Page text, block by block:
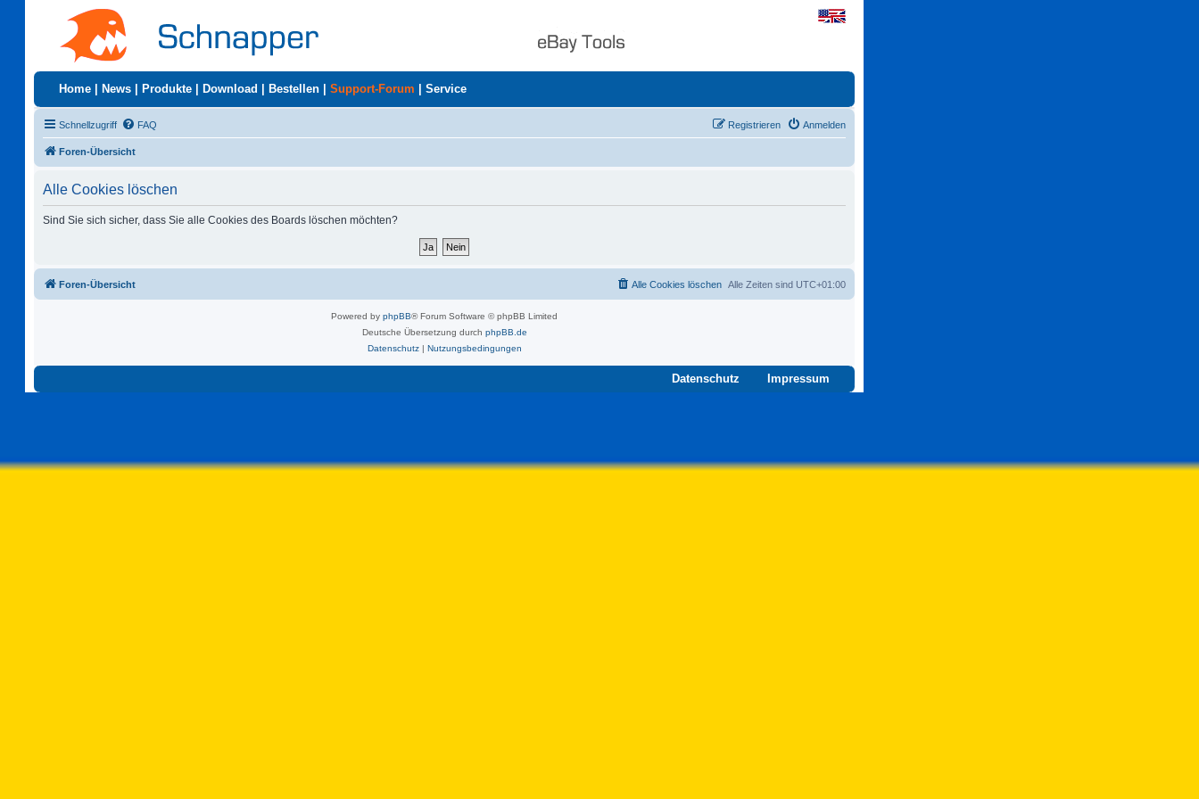
Home News Produkte Download Bestellen Support-Forum Service
Schnellzugriff FAQ Anmelden
Registrieren
Foren-Übersicht
Alle Cookies löschen
Sind Sie sich sicher, dass Sie alle Cookies des Boards löschen möchten?
Foren-Übersicht Alle Zeiten sind UTC+01:00
Alle Cookies löschen
Powered by phpBB® Forum Software © phpBB Limited
Deutsche Übersetzung durch phpBB.de
Datenschutz| Nutzungsbedingungen
Datenschutz Impressum